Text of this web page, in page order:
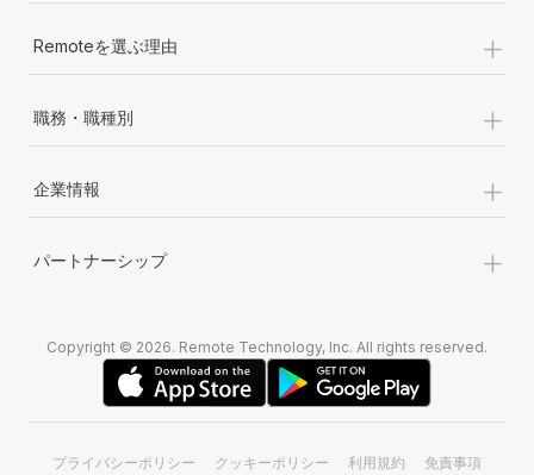
Remoteを選ぶ理由 +
職務・職種別 +
企業情報 +
パートナーシップ +
Copyright © 2026. Remote Technology, Inc. All rights reserved.
プライバシーポリシー クッキーポリシー 利用規約 免責事項